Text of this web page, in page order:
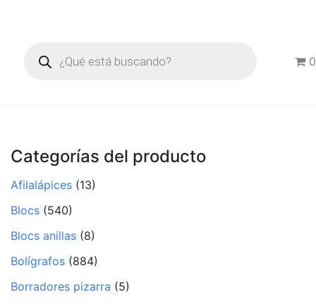
productos
0
Categorías del producto
Afilalápices (13)
Blocs (540)
Blocs anillas (8)
Bolígrafos (884)
Borradores pizarra (5)